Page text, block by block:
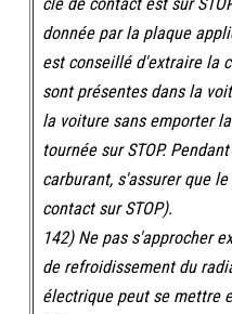
donnée par la plaque
est conseillé d'extraire la
sont présentes dans la
la voiture sans emporter
tournée sur STOP.
carburant, s'assurer que
contact sur STOP).
142) Ne pas s'approcher
de refroidissement du
électrique peut se mettre